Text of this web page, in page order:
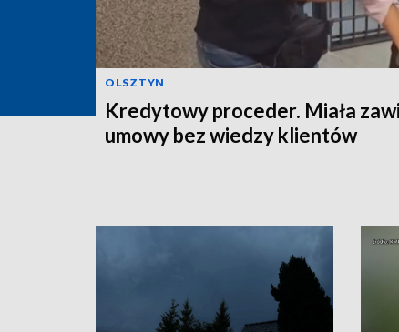
OLSZTYN
Kredytowy proceder. Miała
umowy bez wiedzy klientów